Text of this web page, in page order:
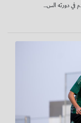
في دورته الس...